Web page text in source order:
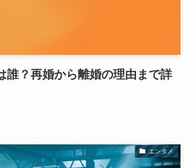
誰？再婚から離婚の理由まで詳
エンタメ